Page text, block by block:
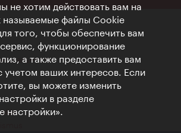
не хотим действовать вам на
называемые файлы Cookie
того, чтобы обеспечить вам
функционирование
а также предоставить вам
ваших интересов. Если
вы можете изменить
в разделе
настройки».